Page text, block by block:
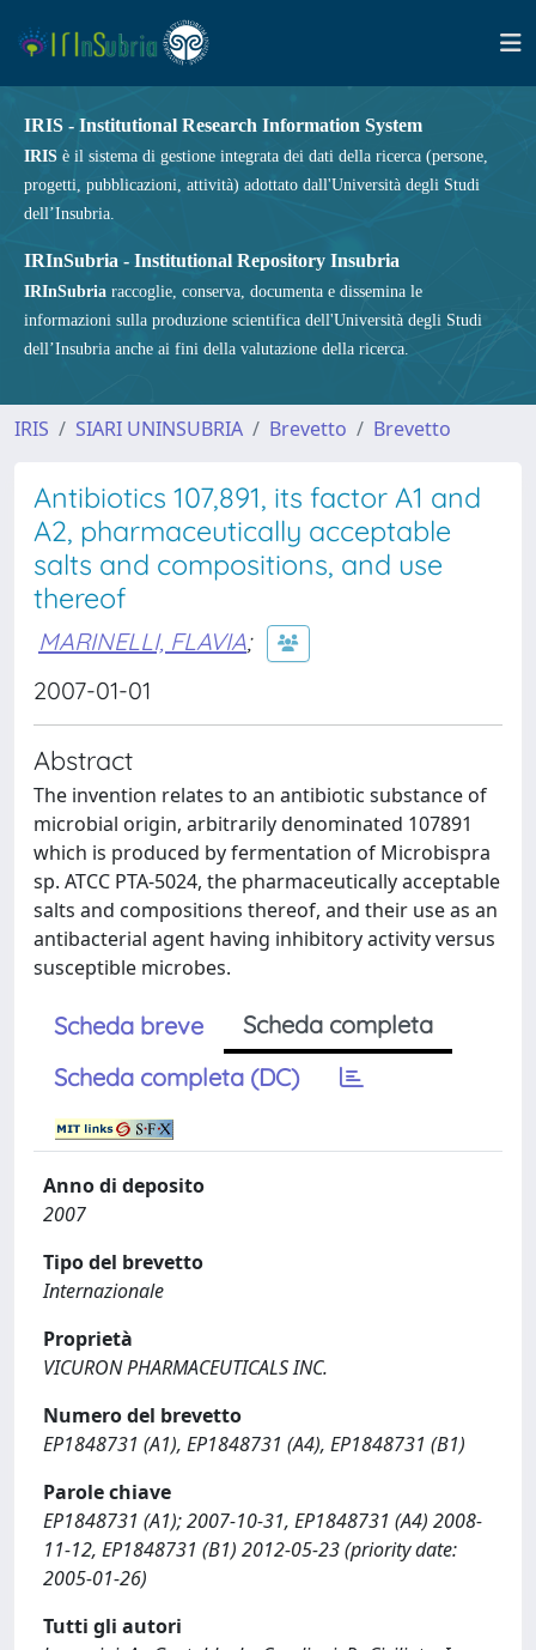
IRIS - Institutional Research Information System
IRIS è il sistema di gestione integrata dei dati della ricerca (persone,
progetti, pubblicazioni, attività) adottato dall'Università degli Studi
dell’Insubria.
IRInSubria - Institutional Repository Insubria
IRInSubria raccoglie, conserva, documenta e dissemina le
informazioni sulla produzione scientifica dell'Università degli Studi
dell’Insubria anche ai fini della valutazione della ricerca.
IRIS SIARI UNINSUBRIA Brevetto Brevetto
Antibiotics 107,891, its factor A1 and
A2, pharmaceutically acceptable
salts and compositions, and use
thereof
MARINELLI, FLAVIA;
2007-01-01
Abstract
The invention relates to an antibiotic substance of
microbial origin, arbitrarily denominated 107891
which is produced by fermentation of Microbispra
sp. ATCC PTA-5024, the pharmaceutically acceptable
salts and compositions thereof, and their use as an
antibacterial agent having inhibitory activity versus
susceptible microbes.
Scheda breve
Scheda completa
Scheda completa (DC)
Anno di deposito
2007
Tipo del brevetto
Internazionale
Proprietà
VICURON PHARMACEUTICALS INC.
Numero del brevetto
EP1848731 (A1), EP1848731 (A4), EP1848731 (B1)
Parole chiave
EP1848731 (A1); 2007-10-31, EP1848731 (A4) 2008-
11-12, EP1848731 (B1) 2012-05-23 (priority date:
2005-01-26)
Tutti gli autori